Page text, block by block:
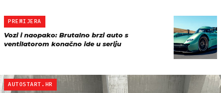
PREMIJERA
Vozi i naopako: Brutalno brzi auto s
ventilatorom konačno ide u seriju
AUTOSTART.HR